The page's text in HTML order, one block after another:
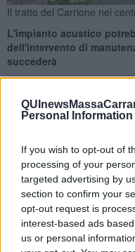
Personal Information
If you wish to opt-out of
processing of your
targeted advertising by
section to confirm your
opt-out request is
interest-based ads
us or personal
Il tratto del Carrione nel
L'impianto acustico
dell'intervento di
succederà
CARRARA —Se sabato 10
suonare le sirene
prova di funzionamento
all'impianto di allarme: lo
Comune di Carrara.
L’intervento avrebbe
sabato 3 Settembre, ma